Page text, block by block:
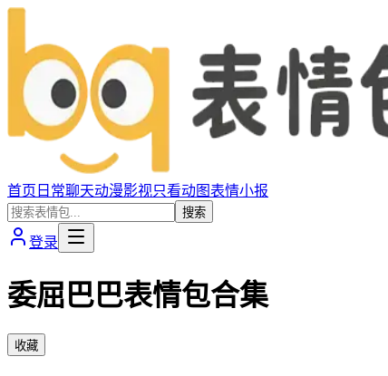
首页 日常聊天动漫影视只看动图表情小报
搜索
登录
委屈巴巴表情包合集
收藏